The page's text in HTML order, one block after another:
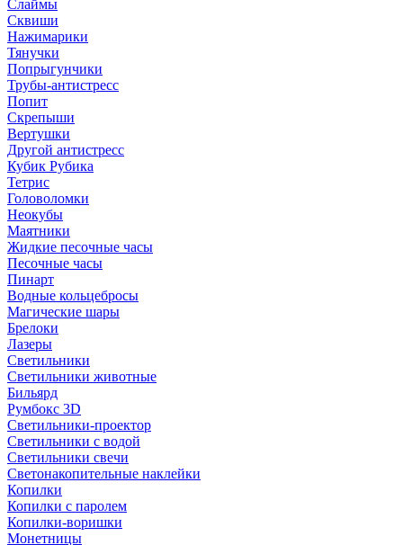
Слаймы
Сквиши
Нажимарики
Тянучки
Попрыгунчики
Трубы-антистресс
Попит
Скрепыши
Вертушки
Другой антистресс
Кубик Рубика
Тетрис
Головоломки
Неокубы
Маятники
Жидкие песочные часы
Песочные часы
Пинарт
Водные кольцебросы
Магические шары
Брелоки
Лазеры
Светильники
Светильники животные
Бильярд
Румбокс 3D
Светильники-проектор
Светильники с водой
Светильники свечи
Светонакопительные наклейки
Копилки
Копилки с паролем
Копилки-воришки
Монетницы